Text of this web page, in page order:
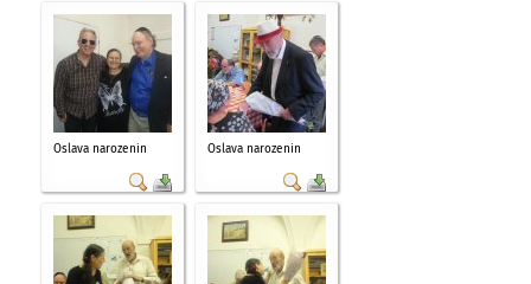
Oslava narozenin Oslava narozenin